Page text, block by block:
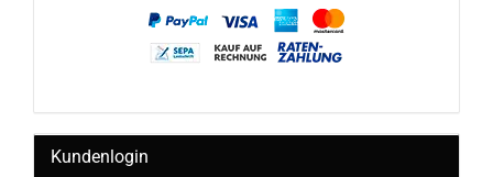
Kundenlogin